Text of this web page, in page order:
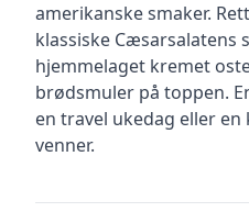
amerikanske smaker.
klassiske Cæsarsalatens
hjemmelaget kremet
brødsmuler på toppen.
en travel ukedag eller
venner.